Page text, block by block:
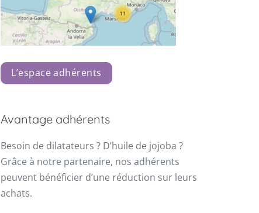
L’espace adhérents
Avantage adhérents
Besoin de dilatateurs ? D’huile de jojoba ?
Grâce à notre partenaire, nos adhérents
peuvent bénéficier d’une réduction sur leurs
achats.